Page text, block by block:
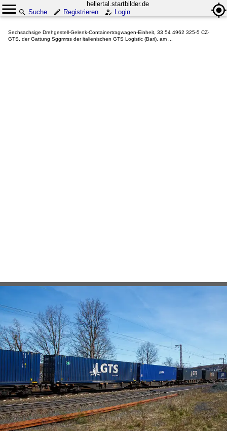
hellertal.startbilder.de
Suche
Registrieren Login
Sechsachsige Drehgestell-Gelenk-Containertragwagen-Einheit, 33 54 4962 325-5 CZ-
GTS, der Gattung Sggmrss der italienischen GTS Logistic (Bari), am ...